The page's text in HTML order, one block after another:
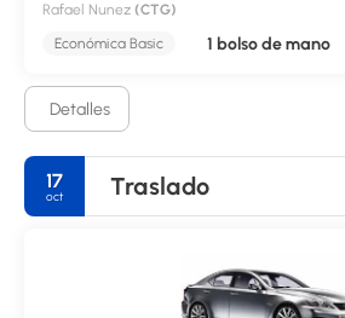
Rafael Nunez (CTG)
Económica Basic
1 bolso de mano
Detalles
17
oct Traslado